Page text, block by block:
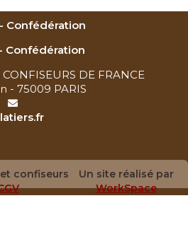
Confédération
Confédération
CONFISEURS DE FRANCE
- 75009 PARIS
confiseurs
Un site réalisé par
WorkSpace